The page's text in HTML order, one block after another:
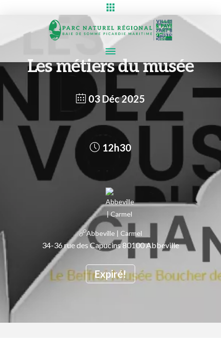
Les métiers du musée
03 Déc 2025
Expiré!
12h30
Abbeville | Carmel
34-36 rue des Capucins 80100 Abbeville